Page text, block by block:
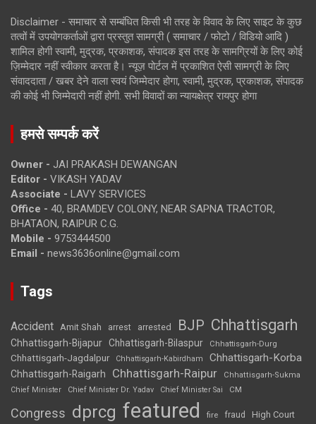
Disclaimer - समाचार से सम्बंधित किसी भी तरह के विवाद के लिए साइट के कुछ
तत्वों में उपयोगकर्ताओं द्वारा प्रस्तुत सामग्री ( समाचार / फोटो / विडियो आदि )
शामिल होगी स्वामी, मुद्रक, प्रकाशक, संपादक इस तरह के सामग्रियों के लिए कोई
ज़िम्मेदार नहीं स्वीकार करता है। न्यूज़ पोर्टल में प्रकाशित ऐसी सामग्री के लिए
संवाददाता / खबर देने वाला स्वयं जिम्मेदार होगा, स्वामी, मुद्रक, प्रकाशक, संपादक
की कोई भी जिम्मेदारी नहीं होगी. सभी विवादों का न्यायक्षेत्र रायपुर होगा
हमसे सम्पर्क करें
Owner - JAI PRAKASH DEWANGAN
Editor - VIKASH YADAV
Associate - LAVY SERVICES
Office - 40, BRAMDEV COLONY, NEAR SAPNA TRACTOR,
BHATAON, RAIPUR C.G.
Mobile - 9753444500
Email - news3636online@gmail.com
Tags
Accident Amit Shah arrest arrested BJP Chhattisgarh
Chhattisgarh-Bijapur Chhattisgarh-Bilaspur Chhattisgarh-Durg
Chhattisgarh-Jagdalpur Chhattisgarh-Kabirdham Chhattisgarh-Korba
Chhattisgarh-Raigarh Chhattisgarh-Raipur
Chhattisgarh-Sukma
Chief Minister
Chief Minister Dr. Yadav Chief Minister Sai CM
Congress dprcg featured fire fraud High Court